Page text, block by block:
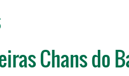
Chans do